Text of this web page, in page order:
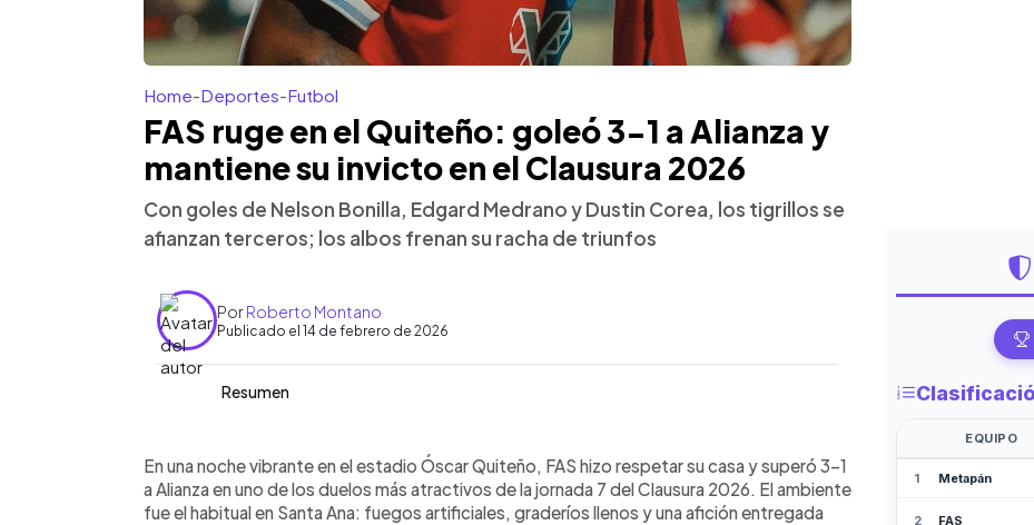
Home-Deportes-Futbol
FAS ruge en el Quiteño: goleó 3-1 a Alianza y
mantiene su invicto en el Clausura 2026
Con goles de Nelson Bonilla, Edgard Medrano y Dustin Corea, los tigrillos se
afianzan terceros; los albos frenan su racha de triunfos
PorRoberto Montano
Publicado el 14 de febrero de 2026
Resumen
► Escuchar artículo
FAS derrotó 3-1 a Alianza FC en la fecha 7 del Clausura 2026 y extendió su
invicto en el torneo. Nelson Bonilla abrió el marcador ante su exequipo,
Edgard Medrano amplió con una contra letal y Dustin Corea selló la victoria
En una noche vibrante en el estadio Óscar Quiteño, FAS hizo respetar su casa y superó 3-1
a Alianza en uno de los duelos más atractivos de la jornada 7 del Clausura 2026. El ambiente
fue el habitual en Santa Ana: fuegos artificiales, graderíos llenos y una afición entregada